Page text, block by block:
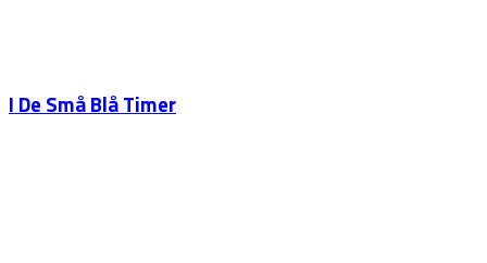
I De Små Blå Timer